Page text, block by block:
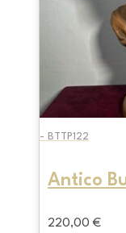
- BTTP122
Antico
220,00 €